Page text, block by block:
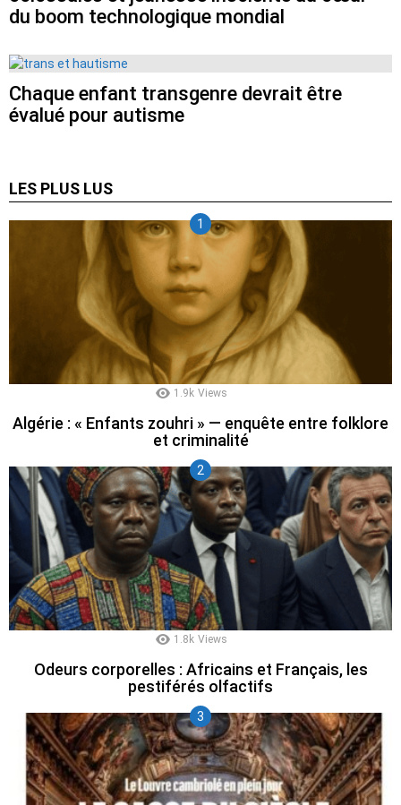
du boom technologique mondial
Chaque enfant transgenre devrait être
évalué pour autisme
LES PLUS LUS
1.9k Views
Algérie : « Enfants zouhri » — enquête entre folklore
et criminalité
1.8k Views
Odeurs corporelles : Africains et Français, les
pestiférés olfactifs